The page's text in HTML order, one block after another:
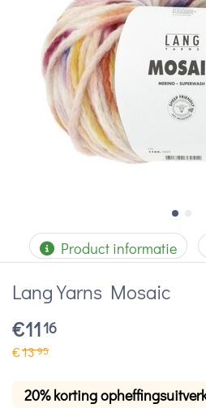
Product informatie
Lang Yarns Mosaic
€1116
€1395
20% korting